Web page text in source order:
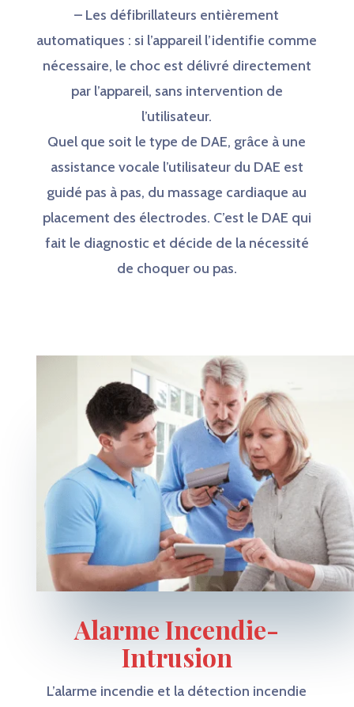
– Les défibrillateurs entièrement
automatiques : si l’appareil l’identifie comme
nécessaire, le choc est délivré directement
par l’appareil, sans intervention de
l’utilisateur.
Quel que soit le type de DAE, grâce à une
assistance vocale l’utilisateur du DAE est
guidé pas à pas, du massage cardiaque au
placement des électrodes. C’est le DAE qui
fait le diagnostic et décide de la nécessité
de choquer ou pas.
Alarme Incendie-
Intrusion
L’alarme incendie et la détection incendie